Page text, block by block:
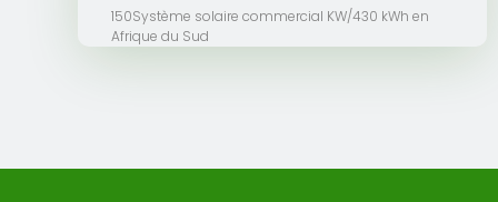
150Système solaire commercial KW/430 kWh en
Afrique du Sud